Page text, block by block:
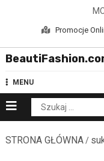
Promocje
MENU
Szukaj:
STRONA GŁÓWNA/